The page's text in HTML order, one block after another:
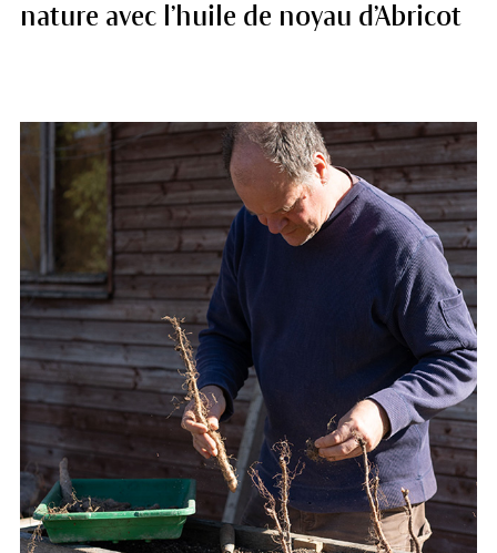
nature avec l’huile de noyau d’Abricot